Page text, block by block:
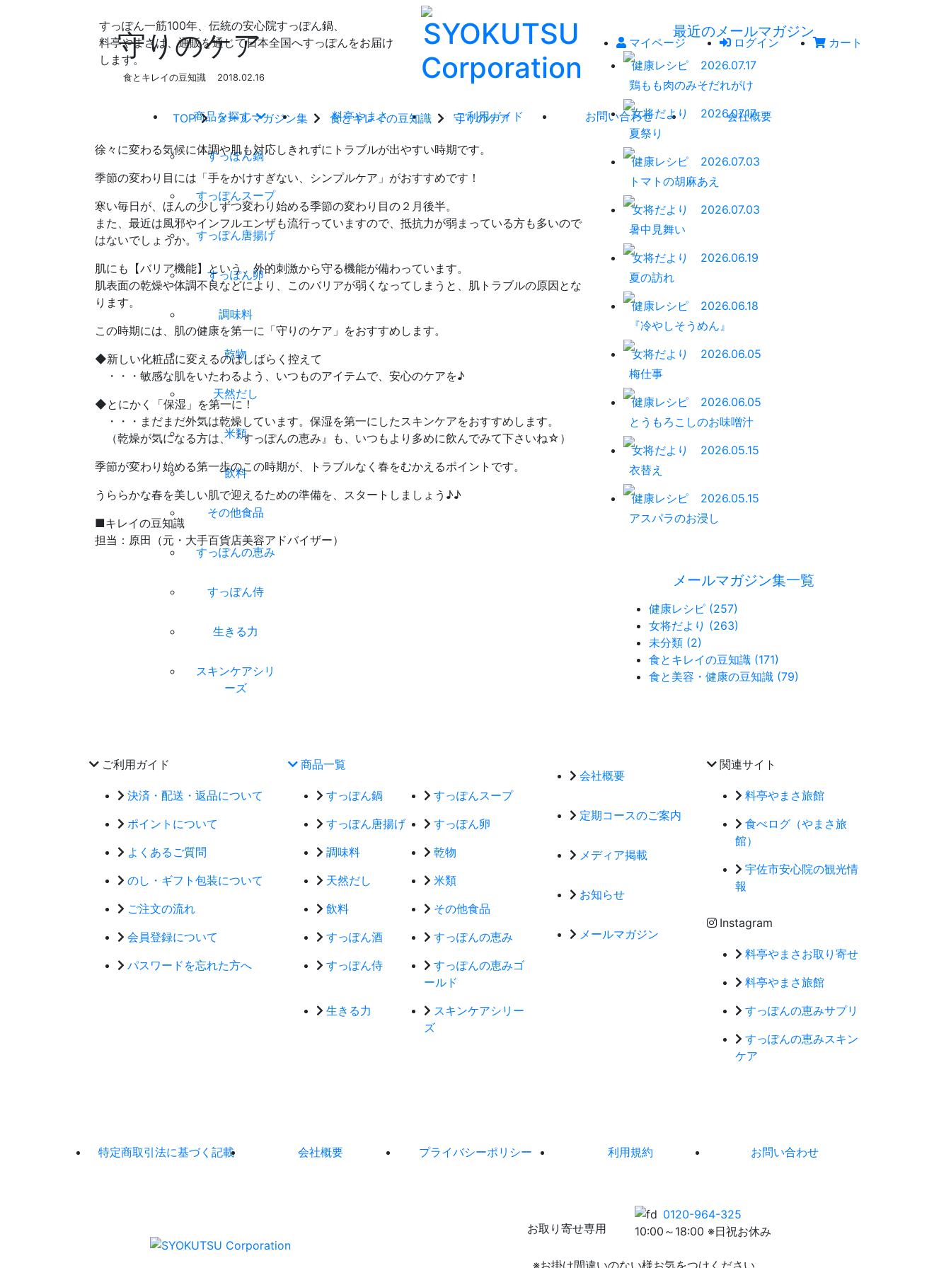
すっぽん一筋100年、伝統の安心院すっぽん鍋、
料亭やまさは、通販を通じて日本全国へすっぽんをお届け
します。
マイページ ログイン カート
商品を探す
すっぽん鍋
すっぽんスープ
すっぽん唐揚げ
すっぽん卵
調味料
乾物
天然だし
米類
飲料
その他食品
すっぽんの恵み
すっぽん侍
生きる力
スキンケアシリ
ーズ
料亭やまさ ご利用ガイド お問い合わせ 会社概要
守りのケア
食とキレイの豆知識 2018.02.16
TOP メールマガジン集 食とキレイの豆知識 守りのケア
徐々に変わる気候に体調や肌も対応しきれずにトラブルが出やすい時期です。
季節の変わり目には「手をかけすぎない、シンプルケア」がおすすめです！
寒い毎日が、ほんの少しずつ変わり始める季節の変わり目の２月後半。
また、最近は風邪やインフルエンザも流行っていますので、抵抗力が弱まっている方も多いので
はないでしょうか。
肌にも【バリア機能】という、外的刺激から守る機能が備わっています。
肌表面の乾燥や体調不良などにより、このバリアが弱くなってしまうと、肌トラブルの原因とな
ります。
この時期には、肌の健康を第一に「守りのケア」をおすすめします。
◆新しい化粧品に変えるのはしばらく控えて
・・・敏感な肌をいたわるよう、いつものアイテムで、安心のケアを♪
◆とにかく「保湿」を第一に！
・・・まだまだ外気は乾燥しています。保湿を第一にしたスキンケアをおすすめします。
（乾燥が気になる方は、『すっぽんの恵み』も、いつもより多めに飲んでみて下さいね☆）
季節が変わり始める第一歩のこの時期が、トラブルなく春をむかえるポイントです。
うららかな春を美しい肌で迎えるための準備を、スタートしましょう♪♪
■キレイの豆知識
担当：原田（元・大手百貨店美容アドバイザー）
最近のメールマガジン
健康レシピ
2026.07.17
鶏もも肉のみそだれがけ
女将だより
2026.07.17
夏祭り
健康レシピ
2026.07.03
トマトの胡麻あえ
女将だより
2026.07.03
暑中見舞い
女将だより
2026.06.19
夏の訪れ
健康レシピ
2026.06.18
『冷やしそうめん』
女将だより
2026.06.05
梅仕事
健康レシピ
2026.06.05
とうもろこしのお味噌汁
女将だより
2026.05.15
衣替え
健康レシピ
2026.05.15
アスパラのお浸し
メールマガジン集一覧
健康レシピ (257)
女将だより (263)
未分類 (2)
食とキレイの豆知識 (171)
食と美容・健康の豆知識 (79)
ご利用ガイド
決済・配送・返品について
ポイントについて
よくあるご質問
のし・ギフト包装について
ご注文の流れ
会員登録について
パスワードを忘れた方へ
商品一覧
すっぽん鍋
すっぽんスープ
すっぽん唐揚げ
すっぽん卵
調味料
乾物
天然だし
米類
飲料
その他食品
すっぽん酒
すっぽんの恵み
すっぽん侍
すっぽんの恵みゴ
ールド
生きる力
スキンケアシリー
ズ
会社概要
定期コースのご案内
メディア掲載
お知らせ
メールマガジン
関連サイト
料亭やまさ旅館
食べログ（やまさ旅
館）
宇佐市安心院の観光情
報
Instagram
料亭やまさお取り寄せ
料亭やまさ旅館
すっぽんの恵みサプリ
すっぽんの恵みスキン
ケア
特定商取引法に基づく記載 会社概要 プライバシーポリシー 利用規約 お問い合わせ
お取り寄せ専用
0120-964-325
10:00～18:00 ※日祝お休み
※お掛け間違いのない様お気をつけください